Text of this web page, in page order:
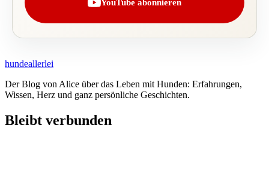
YouTube abonnieren
hundeallerlei
Der Blog von Alice über das Leben mit Hunden: Erfahrungen,
Wissen, Herz und ganz persönliche Geschichten.
Bleibt verbunden